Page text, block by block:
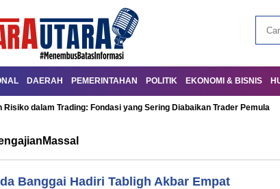
DAERAH PEMERINTAHAN POLITIK EKONOMI & BISNIS
Risiko dalam Trading: Fondasi yang Sering Diabaikan Trader Pemula
Banggai Hadiri Tabligh Akbar Empat